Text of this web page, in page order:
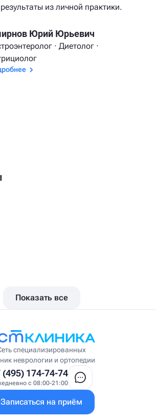
из личной практики.
Юрий Юрьевич
· Диетолог ·
медицины
Показать все
специализированных
неврологии и ортопедии
(495) 174-74-74
с 08:00-21:00
Записаться на приём